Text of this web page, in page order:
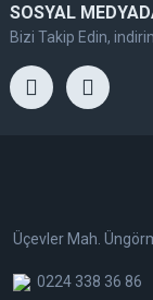
SOSYAL
Bizi Takip Edin,
Üçevler Mah.
0224 338 36 86